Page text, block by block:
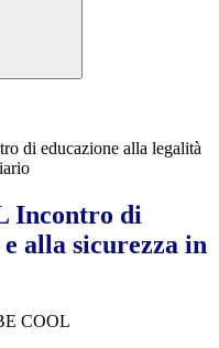
di educazione alla legalità
Incontro di
alla sicurezza in